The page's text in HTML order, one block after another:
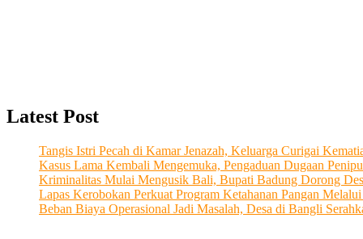
Latest Post
Tangis Istri Pecah di Kamar Jenazah, Keluarga Curigai
Kasus Lama Kembali Mengemuka, Pengaduan Dugaan
Kriminalitas Mulai Mengusik Bali, Bupati Badung Dorong
Lapas Kerobokan Perkuat Program Ketahanan Pangan
Beban Biaya Operasional Jadi Masalah, Desa di Bangli